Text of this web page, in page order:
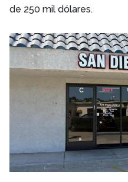
de 250 mil dólares.